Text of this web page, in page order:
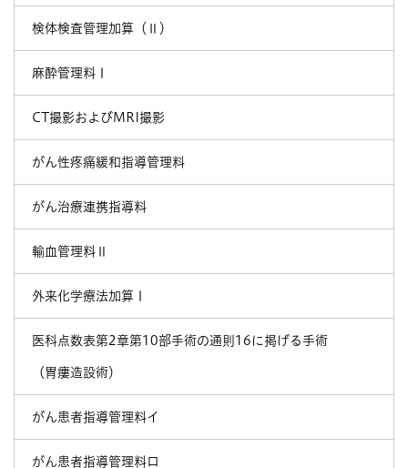
検体検査管理加算（Ⅱ）
麻酔管理料Ⅰ
CT撮影およびMRI撮影
がん性疼痛緩和指導管理料
がん治療連携指導料
輸血管理料Ⅱ
外来化学療法加算Ⅰ
医科点数表第2章第10部手術の通則16に掲げる手術
（胃瘻造設術）
がん患者指導管理料イ
がん患者指導管理料ロ